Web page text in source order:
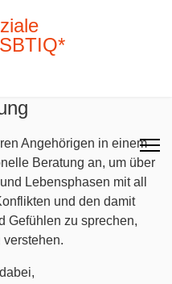
Angehörigen in einem
Beratung an, um über
Lebensphasen mit all
und den damit
Gefühlen zu sprechen,